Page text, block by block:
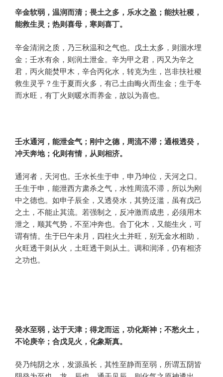
辛金软弱，温润而清；畏土之多，乐水之盈；能扶社稷，
能救生灵；热则喜母，寒则喜丁。
辛金清润之质，乃三秋温和之气也。戊土太多，则涸水埋
金；壬水有余，则润土泄金。辛为甲之君，丙又为辛之
君，丙火能焚甲木，辛合丙化水，转克为生，岂非扶社稷
救生灵乎？生于夏而火多，有己土由晦火而生金；生于冬
而水旺，有丁火则暖水而养金，故以为喜也。
壬水通河，能泄金气；刚中之德，周流不滞；通根透癸，
冲天奔地；化则有情，从则相济。
通河者，天河也。壬水长生于申，申乃坤位，天河之口。
壬生于申，能泄西方肃杀之气，水性周流不滞，所以为刚
中之德也。如申子辰全，又透癸水，其势泛滥，虽有戊己
之土，不能止其流。若强制之，反冲激而成患，必须用木
泄之，顺其气势，不至冲奔也。合丁化木，又能生火，可
谓有情。生于巳午未月，四柱火土并旺，别无金水相助，
火旺透干则从火，土旺透干则从土。调和润泽，仍有相济
之功也。
癸水至弱，达于天津；得龙而运，功化斯神；不愁火土，
不论庚辛；合戊见火，化象斯真。
癸乃纯阴之水，发源虽长，其性至静而至弱，所谓五阴皆